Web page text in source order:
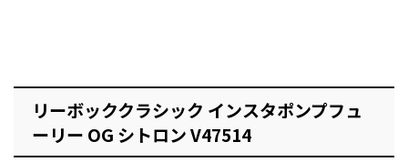
リーボッククラシック インスタポンプフュ
ーリー OG シトロン V47514